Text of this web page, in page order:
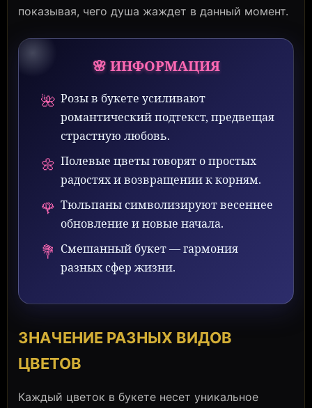
показывая, чего душа жаждет в данный момент.
🌸 ИНФОРМАЦИЯ
🌺 Розы в букете усиливают
романтический подтекст, предвещая
страстную любовь.
🌼 Полевые цветы говорят о простых
радостях и возвращении к корням.
🌹 Тюльпаны символизируют весеннее
обновление и новые начала.
💐 Смешанный букет — гармония
разных сфер жизни.
ЗНАЧЕНИЕ РАЗНЫХ ВИДОВ
ЦВЕТОВ
Каждый цветок в букете несет уникальное